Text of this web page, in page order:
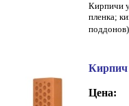
Кирпичи
пленка;
Кирпич
Цена: